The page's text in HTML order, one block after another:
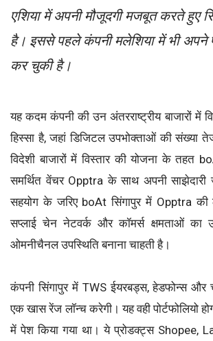
एशिया में अपनी मौजूदगी मजबूत करते हुए
है। इससे पहले कंपनी मलेशिया में भी अपने
कर चुकी है।
यह कदम कंपनी की उन अंतरराष्ट्रीय बाजारों में
हिस्सा है, जहां डिजिटल उपभोक्ताओं की संख्या
विदेशी बाजारों में विस्तार की योजना के तहत
समर्थित वेंचर Opptra के साथ अपनी
सहयोग के जरिए boAt सिंगापुर में Opptra
सप्लाई चेन नेटवर्क और कॉमर्स क्षमताओं का
ओमनीचैनल उपस्थिति बनाना चाहती है।
कंपनी सिंगापुर में TWS ईयरबड्स, हेडफोन्स और
एक खास रेंज लॉन्च करेगी। यह वही पोर्टफोलियो
में पेश किया गया था। ये प्रोडक्ट्स Shopee,